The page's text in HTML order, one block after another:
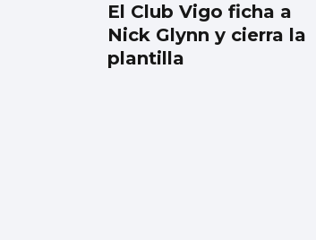
El Club Vigo ficha a
Nick Glynn y cierra la
plantilla